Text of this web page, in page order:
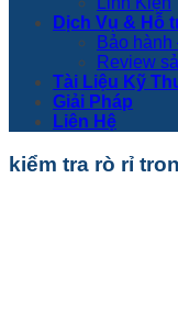
Dịch Vụ & Hỗ
Bảo
Review
Tài Liệu Kỹ
Giải Pháp
Liên Hệ
kiểm tra rò rỉ